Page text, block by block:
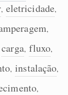
, eletricidade,
,
carga, fluxo,
, instalação,
,